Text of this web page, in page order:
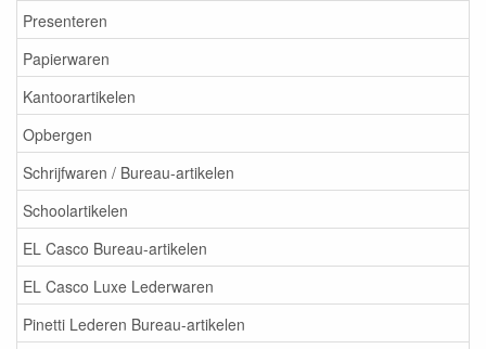
Presenteren
Papierwaren
Kantoorartikelen
Opbergen
Schrijfwaren / Bureau-artikelen
Schoolartikelen
EL Casco Bureau-artikelen
EL Casco Luxe Lederwaren
Pinetti Lederen Bureau-artikelen